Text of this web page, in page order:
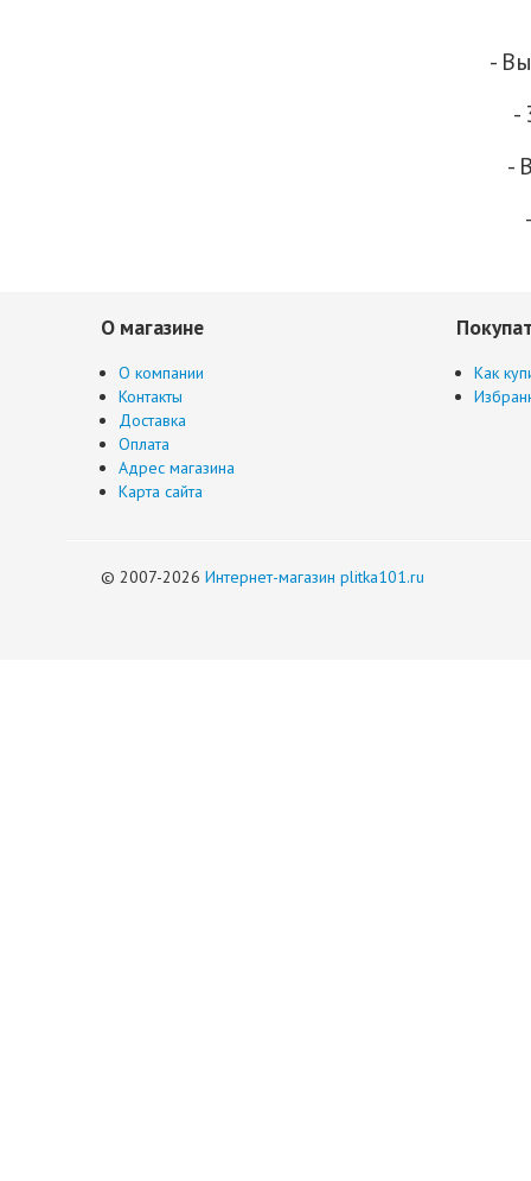
-
-
-
О магазине
О компании
Контакты
Доставка
Оплата
Адрес магазина
Карта сайта
Как
© 2007-2026 Интернет-магазин plitka101.ru